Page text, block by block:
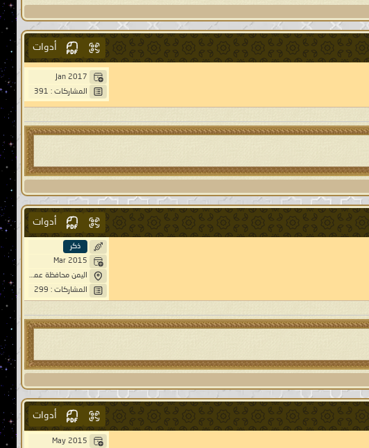
أدوات
Jan 2017
المشاركات : 391
أدوات
ذكر
Mar 2015
اليمن محافظة عمران مديرية بني صريم قرية قبة خيار ، حاشد
المشاركات : 299
أدوات
May 2015